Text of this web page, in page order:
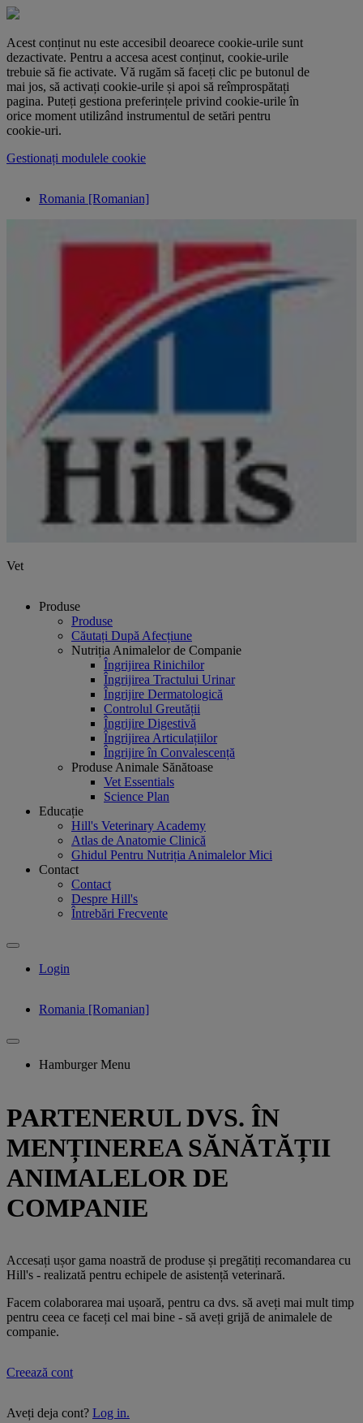
Acest conținut nu este accesibil deoarece cookie-urile sunt
dezactivate. Pentru a accesa acest conținut, cookie-urile
trebuie să fie activate. Vă rugăm să faceți clic pe butonul de
mai jos, să activați cookie-urile și apoi să reîmprospătați
pagina. Puteți gestiona preferințele privind cookie-urile în
orice moment utilizând instrumentul de setări pentru
cookie-uri.
Gestionați modulele cookie
Romania [Romanian]
Vet
Produse
Produse
Căutați După Afecțiune
Nutriția Animalelor de Companie
Îngrijirea Rinichilor
Îngrijirea Tractului Urinar
Îngrijire Dermatologică
Controlul Greutății
Îngrijire Digestivă
Îngrijirea Articulațiilor
Îngrijire în Convalescență
Produse Animale Sănătoase
Vet Essentials
Science Plan
Educație
Hill's Veterinary Academy
Atlas de Anatomie Clinică
Ghidul Pentru Nutriția Animalelor Mici
Contact
Contact
Despre Hill's
Întrebări Frecvente
Login
Romania [Romanian]
Hamburger Menu
PARTENERUL DVS. ÎN
MENȚINEREA SĂNĂTĂȚII
ANIMALELOR DE
COMPANIE
Accesați ușor gama noastră de produse și pregătiți recomandarea cu
Hill's - realizată pentru echipele de asistență veterinară.
Facem colaborarea mai ușoară, pentru ca dvs. să aveți mai mult timp
pentru ceea ce faceți cel mai bine - să aveți grijă de animalele de
companie.
Creează cont
Aveți deja cont? Log in.